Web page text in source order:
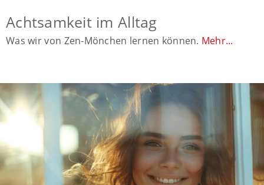
Achtsamkeit im Alltag
Was wir von Zen-Mönchen lernen können. Mehr...